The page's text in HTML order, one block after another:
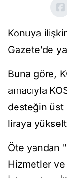
Konuya
Gazete'de
Buna göre,
amacıyla
desteğin üst
liraya
Öte yandan
Hizmetler